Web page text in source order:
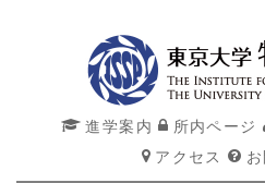
進学案内 所内ページ
アクセス